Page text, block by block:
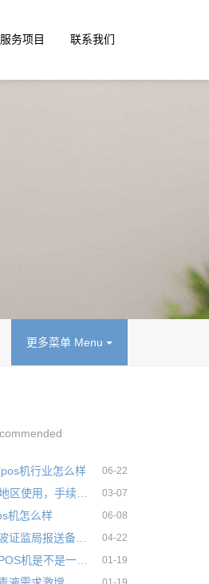
服务项目 联系我们
更多菜单 Menu
机行业怎么样 06-22
03-07
机怎么样 06-08
卓奥科技向宁波证监局报送备案材料，未能进入精选层 04-22
怎么分辨我的POS机是不是一清机，常见分辨三大技巧 01-19